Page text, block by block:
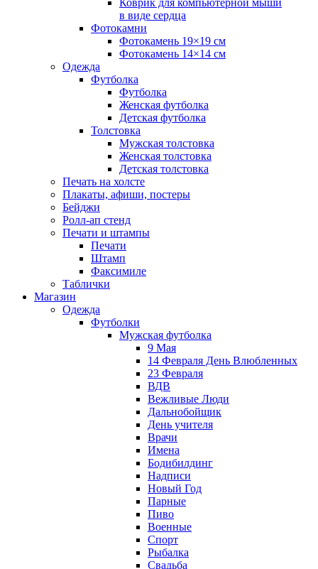
в виде сердца
Фотокамни
Фотокамень 19×19 см
Фотокамень 14×14 см
Одежда
Футболка
Футболка
Женская футболка
Детская футболка
Толстовка
Мужская толстовка
Женская толстовка
Детская толстовка
Печать на холсте
Плакаты, афиши, постеры
Бейджи
Ролл-ап стенд
Печати и штампы
Печати
Штамп
Факсимиле
Таблички
Магазин
Одежда
Футболки
Мужская футболка
9 Мая
14 Февраля День Влюбленных
23 Февраля
ВДВ
Вежливые Люди
Дальнобойщик
День учителя
Врачи
Имена
Бодибилдинг
Надписи
Новый Год
Парные
Пиво
Военные
Спорт
Рыбалка
Свадьба